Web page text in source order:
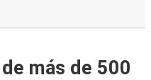
más de 500